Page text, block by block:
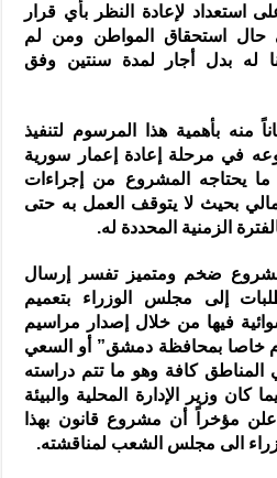
استعداد لإعادة النظر بأي قرار
حال استحقاق المواطن ومن لم
له بدل أجار لمدة سنتين وفق
منه بأهمية هذا المرسوم لتنفيذ
في مرحلة إعادة إعمار سورية
ما يحتاجه المشروع من إجراءات
مالي بحيث لا يتوقف العمل به حتى
الزمنية المحددة له.
مشروع ضخم ومتميز تفسر إرسال
إلى مجلس الوزراء بتعميم
فيها من خلال إصدار مراسيم
خاصا بمحافظة دمشق” أو السعي
المناطق كافة وهو ما تتم دراسته
كان وزير الإدارة المحلية والبيئة
مؤخراً أن مشروع قانون بهذا
الى مجلس الشعب لمناقشته.